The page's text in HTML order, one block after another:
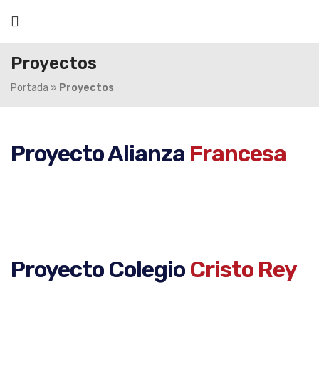
Proyectos
Portada » Proyectos
Proyecto Alianza Francesa
Proyecto Colegio Cristo Rey